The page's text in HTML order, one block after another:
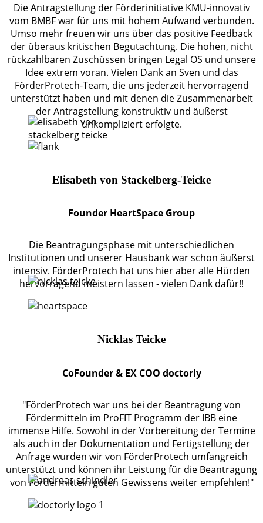
Die Antragstellung der Förderinitiative KMU-innovativ
vom BMBF war für uns mit hohem Aufwand verbunden.
Umso mehr freuen wir uns über das positive Feedback
der überaus kritischen Begutachtung. Die hohen, nicht
rückzahlbaren Zuschüssen bringen Legal OS und unsere
Idee extrem voran. Vielen Dank an Sven und das
FörderProtech-Team, die uns jederzeit hervorragend
unterstützt haben und mit denen die Zusammenarbeit
der Antragstellung konstruktiv und äußerst
unkompliziert erfolgte.
Elisabeth von Stackelberg-Teicke
Founder HeartSpace Group
Die Beantragungsphase mit unterschiedlichen
Institutionen und unserer Hausbank war schon äußerst
intensiv. FörderProtech hat uns hier aber alle Hürden
hervorragend meistern lassen - vielen Dank dafür!!
Nicklas Teicke
CoFounder & EX COO doctorly
"FörderProtech war uns bei der Beantragung von
Fördermitteln im ProFIT Programm der IBB eine
immense Hilfe. Sowohl in der Vorbereitung der Termine
als auch in der Dokumentation und Fertigstellung der
Anfrage wurden wir von FörderProtech umfangreich
unterstützt und können ihr Leistung für die Beantragung
von Fördermitteln guten Gewissens weiter empfehlen!"